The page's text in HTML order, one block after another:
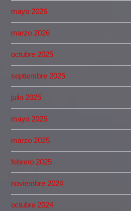
mayo 2026
marzo 2026
octubre 2025
septiembre 2025
julio 2025
mayo 2025
marzo 2025
febrero 2025
noviembre 2024
octubre 2024